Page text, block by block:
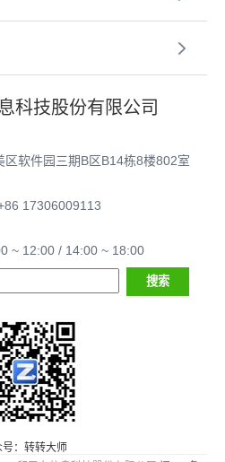
科技股份有限公司
软件园三期B区B14栋8楼802室
17306009113
~ 12:00 / 14:00 ~ 18:00
号：转转大师